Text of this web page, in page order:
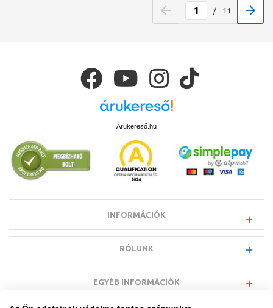
/ 11
Árukereső.hu
INFORMÁCIÓK
RÓLUNK
EGYÉB INFORMÁCIÓK